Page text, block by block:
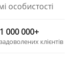
особистості
1 000 000+
задоволених клієнтів